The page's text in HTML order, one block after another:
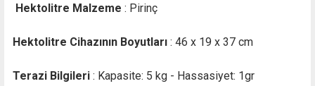
Hektolitre Malzeme : Pirinç
Hektolitre Cihazının Boyutları : 46 x 19 x 37 cm
Terazi Bilgileri : Kapasite: 5 kg - Hassasiyet: 1gr